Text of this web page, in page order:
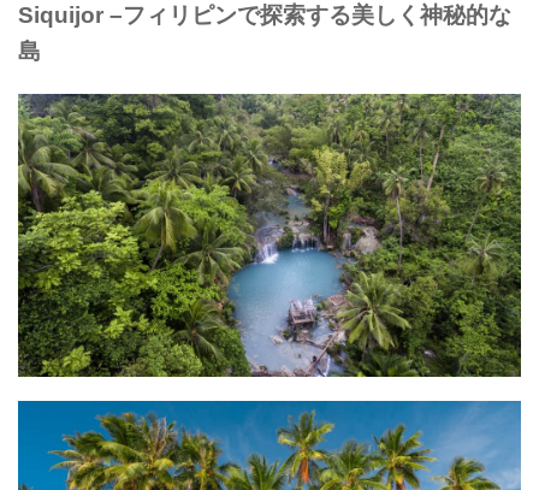
Siquijor –フィリピンで探索する美しく神秘的な
島